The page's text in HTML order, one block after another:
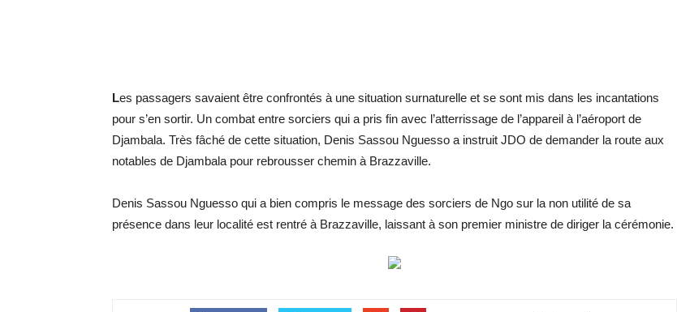
Les passagers savaient être confrontés à une situation surnaturelle et se sont mis dans les incantations
pour s’en sortir. Un combat entre sorciers qui a pris fin avec l’atterrissage de l’appareil à l’aéroport de
Djambala. Très fâché de cette situation, Denis Sassou Nguesso a instruit JDO de demander la route aux
notables de Djambala pour rebrousser chemin à Brazzaville.
Denis Sassou Nguesso qui a bien compris le message des sorciers de Ngo sur la non utilité de sa
présence dans leur localité est rentré à Brazzaville, laissant à son premier ministre de diriger la cérémonie.